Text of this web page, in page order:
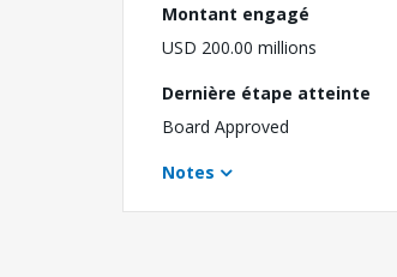
Montant engagé
USD 200.00 millions
Dernière étape atteinte
Board Approved
Notes